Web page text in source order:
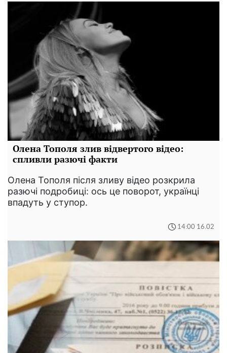
Олена Тополя злив відвертого відео:
спливли разючі факти
Олена Тополя після зливу відео розкрила
разючі подробиці: ось це поворот, українці
впадуть у ступор.
14:00 16.02